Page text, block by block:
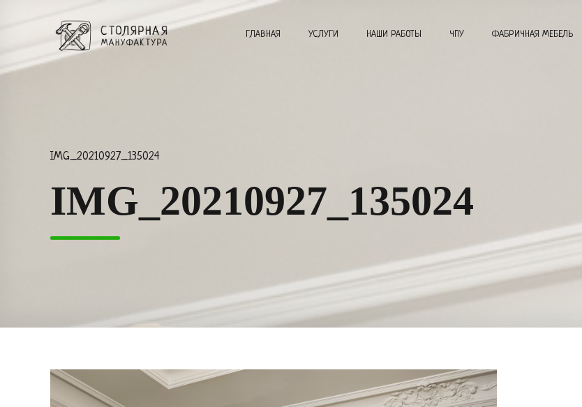
ГЛАВНАЯ УСЛУГИ НАШИ РАБОТЫ ЧПУ ФАБРИЧНАЯ МЕБЕЛЬ
IMG_20210927_135024
IMG_20210927_135024